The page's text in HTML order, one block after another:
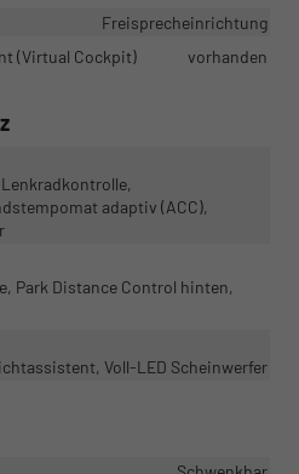
Freisprecheinrichtung
(Virtual Cockpit)
vorhanden
adaptiv (ACC),
Park Distance Control hinten,
Voll-LED Scheinwerfer